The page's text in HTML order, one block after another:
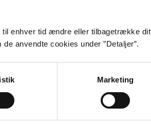
til enhver tid ændre eller tilbagetrække dit
anvendte cookies under ”Detaljer”.
Marketing